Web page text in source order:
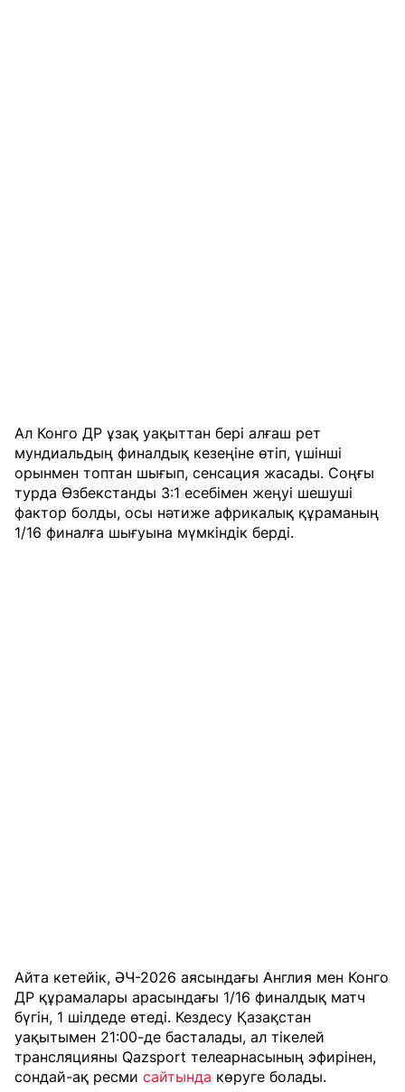
Ал Конго ДР ұзақ уақыттан бері алғаш рет
мундиальдың финалдық кезеңіне өтіп, үшінші
орынмен топтан шығып, сенсация жасады. Соңғы
турда Өзбекстанды 3:1 есебімен жеңуі шешуші
фактор болды, осы нәтиже африкалық құраманың
1/16 финалға шығуына мүмкіндік берді.
Айта кетейік, ӘЧ-2026 аясындағы Англия мен Конго
ДР құрамалары арасындағы 1/16 финалдық матч
бүгін, 1 шілдеде өтеді. Кездесу Қазақстан
уақытымен 21:00-де басталады, ал тікелей
трансляцияны Qazsport телеарнасының эфирінен,
сондай-ақ ресми сайтында көруге болады.